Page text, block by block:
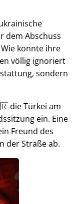
dem Abschuss
Wie konnte ihre
völlig ignoriert
sondern
die Türkei am
ein. Eine
Freund des
der Straße ab.